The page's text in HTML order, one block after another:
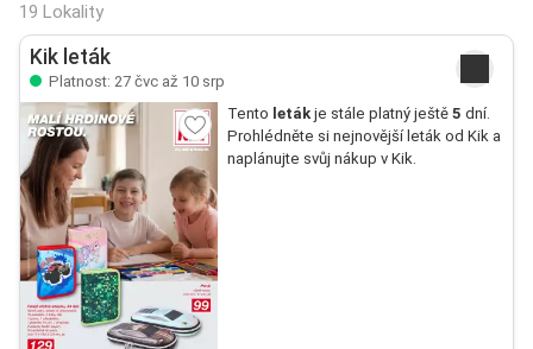
19 Lokality
Kik leták
Platnost: 27 čvc až 10 srp
Tento letákje stále platný ještě 5 dní.
Prohlédněte si nejnovější leták od Kik a
naplánujte svůj nákup v Kik.